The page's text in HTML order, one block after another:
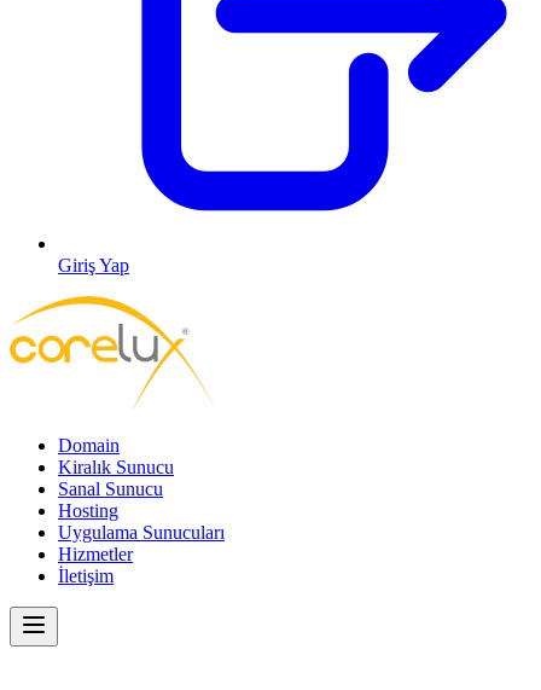
Giriş Yap
Domain
Kiralık Sunucu
Sanal Sunucu
Hosting
Uygulama Sunucuları
Hizmetler
İletişim